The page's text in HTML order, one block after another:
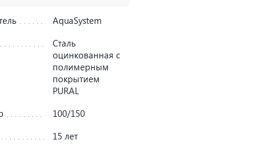
AquaSystem
Сталь
оцинкованная с
полимерным
покрытием
PURAL
100/150
15 лет